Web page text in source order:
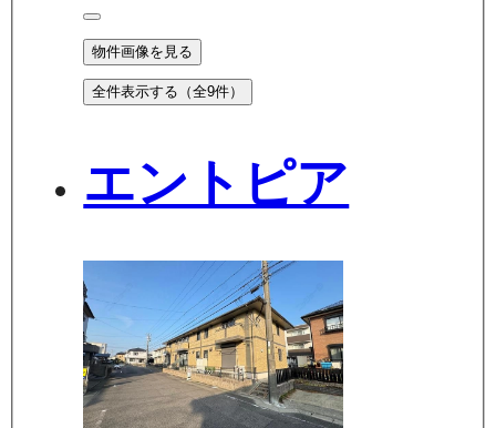
物件画像を見る
全件表示する（全9件）
エントピア